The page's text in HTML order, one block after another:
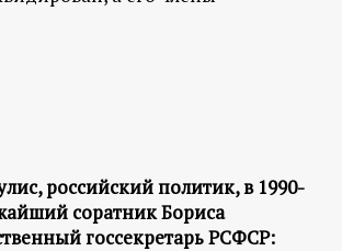
российский политик, в 1990-
соратник Бориса
госсекретарь РСФСР: